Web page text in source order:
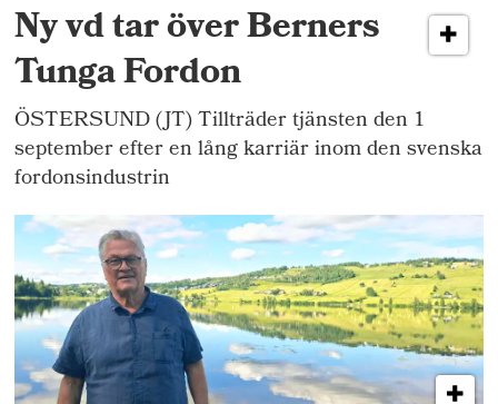
Ny vd tar över Berners
Tunga Fordon
ÖSTERSUND (JT) Tillträder tjänsten den 1
september efter en lång karriär inom den svenska
fordonsindustrin